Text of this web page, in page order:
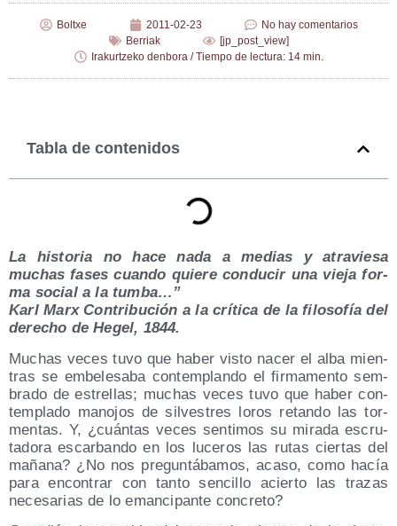
Boltxe 2011-02-23
No hay comentarios
Berriak
[jp_post_view]
Irakurtzeko denbora / Tiempo de lectura: 14 min.
Tabla de contenidos
La his­to­ria no hace nada a medias y atra­vie­sa
muchas fases cuan­do quie­re con­du­cir una vie­ja for­
ma social a la tum­ba…”
Karl Marx Con­tri­bu­ción a la crí­ti­ca de la filo­so­fía del
dere­cho de Hegel, 1844.
Muchas veces tuvo que haber vis­to nacer el alba mien­
tras se embe­le­sa­ba con­tem­plan­do el fir­ma­men­to sem­
bra­do de estre­llas; muchas veces tuvo que haber con­
tem­pla­do mano­jos de sil­ves­tres loros retan­do las tor­
men­tas. Y, ¿cuán­tas veces sen­ti­mos su mira­da escru­
ta­do­ra escar­ban­do en los luce­ros las rutas cier­tas del
maña­na? ¿No nos pre­gun­tá­ba­mos, aca­so, como hacía
para encon­trar con tan­to sen­ci­llo acier­to las tra­zas
nece­sa­rias de lo eman­ci­pan­te concreto?